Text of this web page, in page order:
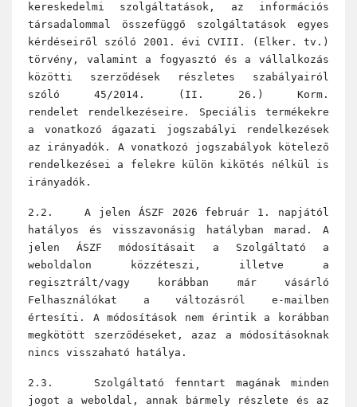
kereskedelmi szolgáltatások, az információs
társadalommal összefüggő szolgáltatások egyes
kérdéseiről szóló 2001. évi CVIII. (Elker. tv.)
törvény, valamint a fogyasztó és a vállalkozás
közötti szerződések részletes szabályairól
szóló 45/2014. (II. 26.) Korm.
rendelet rendelkezéseire. Speciális termékekre
a vonatkozó ágazati jogszabályi rendelkezések
az irányadók. A vonatkozó jogszabályok kötelező
rendelkezései a felekre külön kikötés nélkül is
irányadók.
2.2. A jelen ÁSZF 2026 február 1. napjától
hatályos és visszavonásig hatályban marad. A
jelen ÁSZF módosításait a Szolgáltató a
weboldalon közzéteszi, illetve a
regisztrált/vagy korábban már vásárló
Felhasználókat a változásról e-mailben
értesíti. A módosítások nem érintik a korábban
megkötött szerződéseket, azaz a módosításoknak
nincs visszaható hatálya.
2.3. Szolgáltató fenntart magának minden
jogot a weboldal, annak bármely részlete és az